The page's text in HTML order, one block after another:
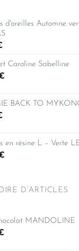
d'oreilles Automne
Caroline Sabelline
BACK TO
en résine L – Verte
D’ARTICLES
MANDOLINE